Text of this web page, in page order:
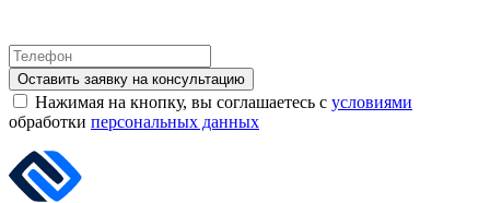
Оставить заявку на консультацию
Нажимая на кнопку, вы соглашаетесь с условиями
обработки персональных данных